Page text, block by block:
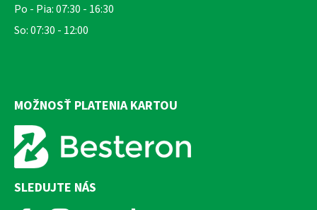
Po - Pia: 07:30 - 16:30
So: 07:30 - 12:00
MOŽNOSŤ PLATENIA KARTOU
SLEDUJTE NÁS